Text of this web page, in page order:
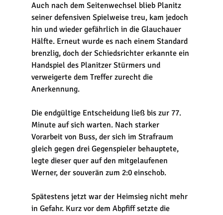
Auch nach dem Seitenwechsel blieb Planitz
seiner defensiven Spielweise treu, kam jedoch
hin und wieder gefährlich in die Glauchauer
Hälfte. Erneut wurde es nach einem Standard
brenzlig, doch der Schiedsrichter erkannte ein
Handspiel des Planitzer Stürmers und
verweigerte dem Treffer zurecht die
Anerkennung.
Die endgültige Entscheidung ließ bis zur 77.
Minute auf sich warten. Nach starker
Vorarbeit von Buss, der sich im Strafraum
gleich gegen drei Gegenspieler behauptete,
legte dieser quer auf den mitgelaufenen
Werner, der souverän zum 2:0 einschob.
Spätestens jetzt war der Heimsieg nicht mehr
in Gefahr. Kurz vor dem Abpfiff setzte die